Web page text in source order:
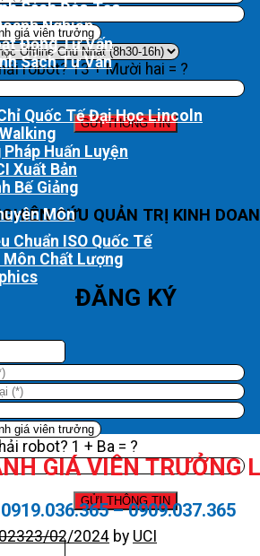
robot? 13 + Mười hai = ?
CỨU QUẢN TRỊ KINH
ĐĂNG KÝ
robot? 1 + Ba = ?
– 0909.037.365
Sách Đào Tạo
Nghiệp
Động Tư Vấn
Sách Tư Vấn
Quốc Tế Đại Học Lincoln
Pháp Huấn Luyện
Xuất Bản
Bế Giảng
Môn
Chuẩn ISO Quốc Tế
Môn Chất Lượng
GIÁ VIÊN TRƯỞNG
23/02/2024 by UCI